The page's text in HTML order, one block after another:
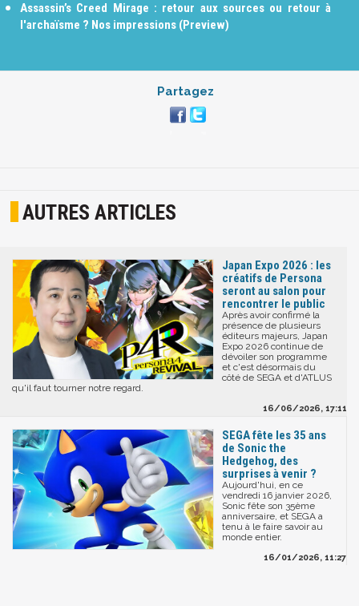
Assassin’s Creed Mirage : retour aux sources ou retour à
l'archaïsme ? Nos impressions (Preview)
Partagez
AUTRES ARTICLES
Japan Expo 2026 : les
créatifs de Persona
seront au salon pour
rencontrer le public
Après avoir confirmé la
présence de plusieurs
éditeurs majeurs, Japan
Expo 2026 continue de
dévoiler son programme
et c'est désormais du
côté de SEGA et d'ATLUS
qu'il faut tourner notre regard.
16/06/2026, 17:11
SEGA fête les 35 ans
de Sonic the
Hedgehog, des
surprises à venir ?
Aujourd'hui, en ce
vendredi 16 janvier 2026,
Sonic fête son 35ème
anniversaire, et SEGA a
tenu à le faire savoir au
monde entier.
16/01/2026, 11:27